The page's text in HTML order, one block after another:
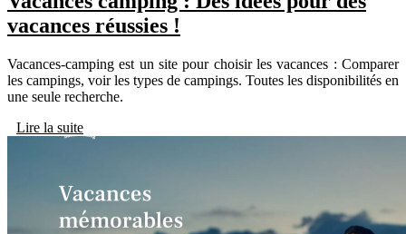
vacances réussies !
Vacances-camping est un site pour choisir les vacances : Comparer
les campings, voir les types de campings. Toutes les disponibilités en
une seule recherche.
Lire la suite